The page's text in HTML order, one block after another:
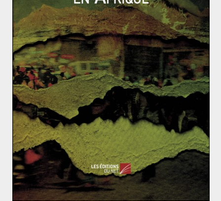
même armée, a publiquement reconnu que ce canal
répondait à une pression populaire de plus en plus
forte : « Les citoyens s’en préoccupent, il y a eu
beaucoup de demandes de la part des médias. ».
Cependant, les informations diffusées sur ce canal
restent volontairement imprécises, la direction d’un
potentiel drone n’est pas bien définie, par exemple.
La raison est que dès mars 2023, ce même colonel avait
mis en garde les administrateurs de ces différents
canaux. Certains diffusaient des captures d’écran
issues d’un système militaire classifié qui affichaient les
positions exactes des drones russes sur les radars
ukrainiens. Le colonel avait alors déclaré que «
informer l’ennemi est un crime contre l’Ukraine ». Selon
lui, la Russie utilisait ces informations pour adapter ses